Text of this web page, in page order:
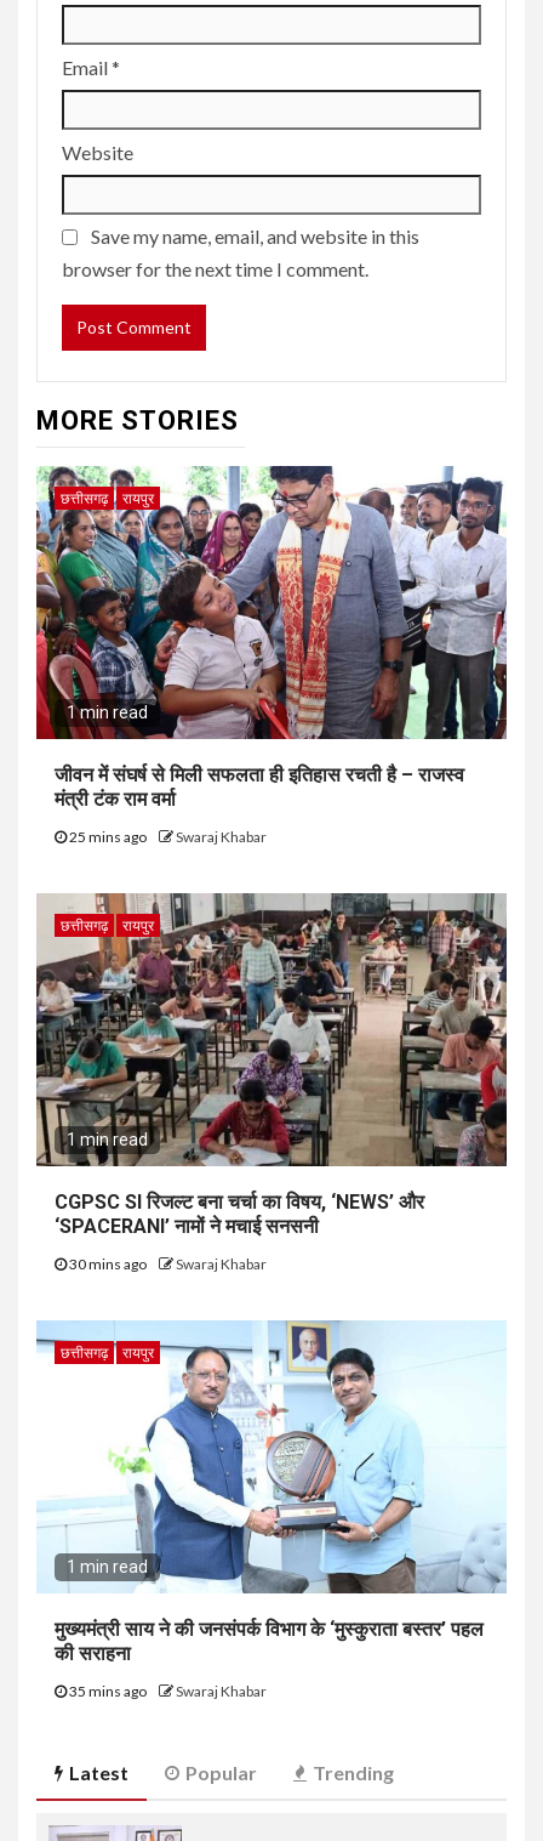
Email*
Website
Save my name, email, and website in this
browser for the next time I comment.
MORE STORIES
छत्तीसगढ़ रायपुर
1 min read
जीवन में संघर्ष से मिली सफलता ही इतिहास रचती है – राजस्व
मंत्री टंक राम वर्मा
25 mins ago Swaraj Khabar
छत्तीसगढ़ रायपुर
1 min read
CGPSC SI रिजल्ट बना चर्चा का विषय, ‘NEWS’ और
‘SPACERANI’ नामों ने मचाई सनसनी
30 mins ago Swaraj Khabar
छत्तीसगढ़ रायपुर
1 min read
मुख्यमंत्री साय ने की जनसंपर्क विभाग के ‘मुस्कुराता बस्तर’ पहल
की सराहना
35 mins ago Swaraj Khabar
Latest Popular Trending